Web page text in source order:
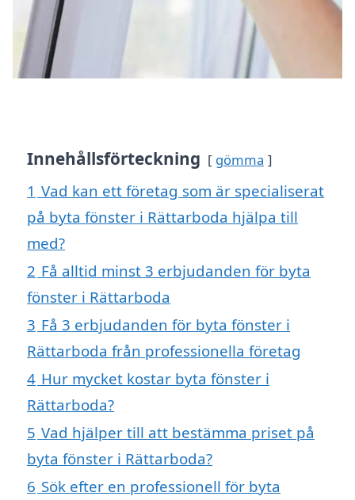
Innehållsförteckning gömma
1 Vad kan ett företag som är specialiserat
på byta fönster i Rättarboda hjälpa till
med?
2 Få alltid minst 3 erbjudanden för byta
fönster i Rättarboda
3 Få 3 erbjudanden för byta fönster i
Rättarboda från professionella företag
4 Hur mycket kostar byta fönster i
Rättarboda?
5 Vad hjälper till att bestämma priset på
byta fönster i Rättarboda?
6 Sök efter en professionell för byta